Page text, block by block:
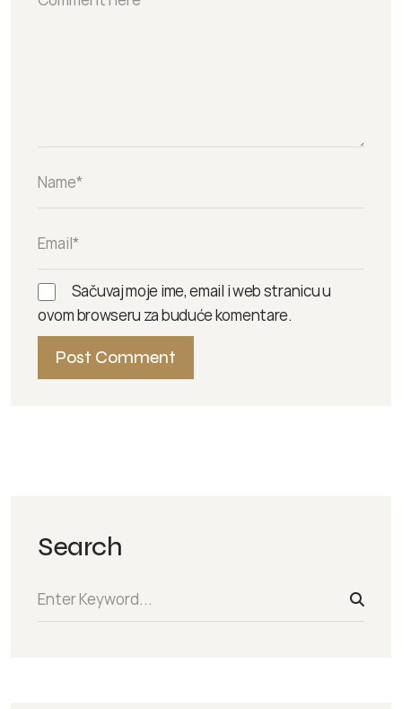
Sačuvaj moje ime, email i web stranicu u
ovom browseru za buduće komentare.
Search